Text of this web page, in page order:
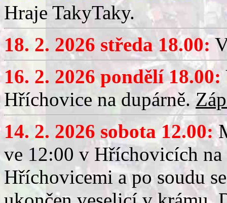
Hraje TakyTaky.
18. 2. 2026 středa 18.00:
16. 2. 2026 pondělí 18.00:
Hříchovice na dupárně.
14. 2. 2026 sobota 12.00:
ve 12:00 v Hříchovicích
Hříchovicemi a po soudu